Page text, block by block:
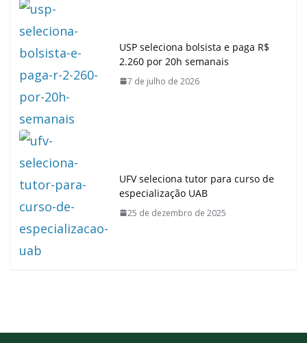
USP seleciona bolsista e paga R$
2.260 por 20h semanais
7 de julho de 2026
UFV seleciona tutor para curso de
especialização UAB
25 de dezembro de 2025